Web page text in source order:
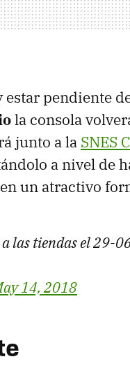
pendiente
la consola
junto a la SNES
a nivel de
un atractivo
las tiendas el 29-
14, 2018